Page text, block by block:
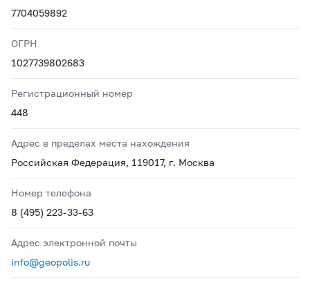
7704059892
ОГРН
1027739802683
Регистрационный номер
448
Адрес в пределах места нахождения
Российская Федерация, 119017, г. Москва
Номер телефона
8 (495) 223-33-63
Адрес электронной почты
info@geopolis.ru